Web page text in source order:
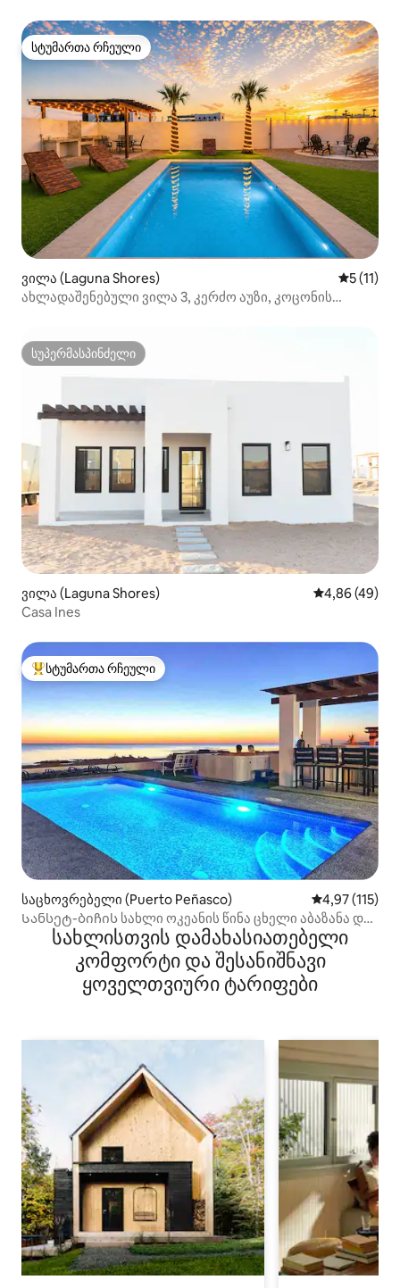
სტუმართა რჩეული
სტუმართა რჩეული
ვილა (Laguna Shores) საშუალო
5 (11)
ახლადაშენებული ვილა 3, კერძო აუზი, კოცონის
სუპერმასპინძელი
სუპერმასპინძელი
ვილა (Laguna Shores) საშუალო
4,86 (49)
Casa Ines
სტუმართა რჩეული მოწინავე ვარიანტი
სტუმართა რჩეული
საცხოვრებელი (Puerto Peñasco) საშუალო
4,97 (115)
Სანსეტ-ბიჩის სახლი ოკეანის წინა ცხელი აბაზანა და
სახლისთვის დამახასიათებელი
კომფორტი და შესანიშნავი
ყოველთვიური ტარიფები